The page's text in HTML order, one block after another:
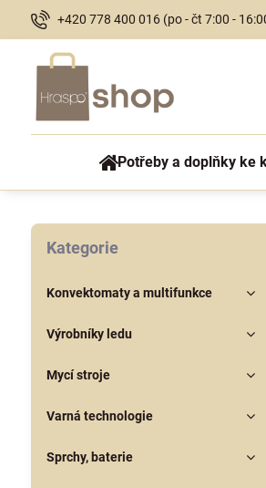
+420 778 400 016 (po - čt 7:00 -
Potřeby a doplňky ke
Kategorie
Konvektomaty a multifunkce
Výrobníky ledu
Mycí stroje
Varná technologie
Sprchy, baterie